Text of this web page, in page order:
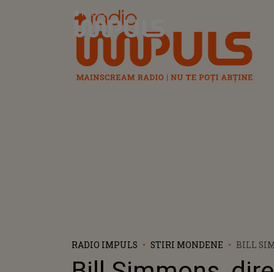
Radio Impuls
RADIO IMPULS STIRI MONDENE
BILL
ATAC